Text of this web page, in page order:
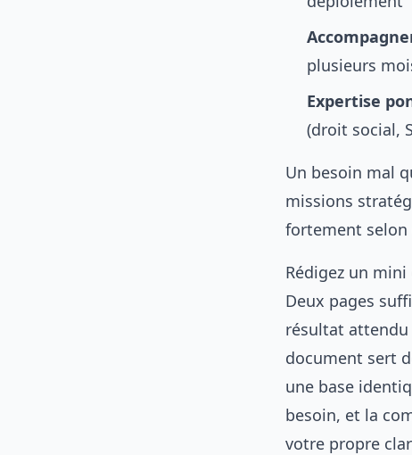
plusieurs
Expertise
(droit social,
Un besoin mal
missions
fortement
Rédigez un
Deux pages
résultat attendu
document sert
une base
besoin, et la
votre propre